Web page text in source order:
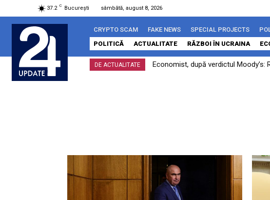
37.2 C București sâmbătă, august 8, 2026
CRYPTO SCAM FAKE NEWS SPECIAL PROJECTS
POLITICĂ
ACTUALITATE RĂZBOI ÎN UCRAINA
DE ACTUALITATE Economist, după verdictul